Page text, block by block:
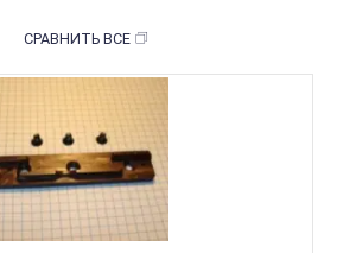
СРАВНИТЬ ВСЕ